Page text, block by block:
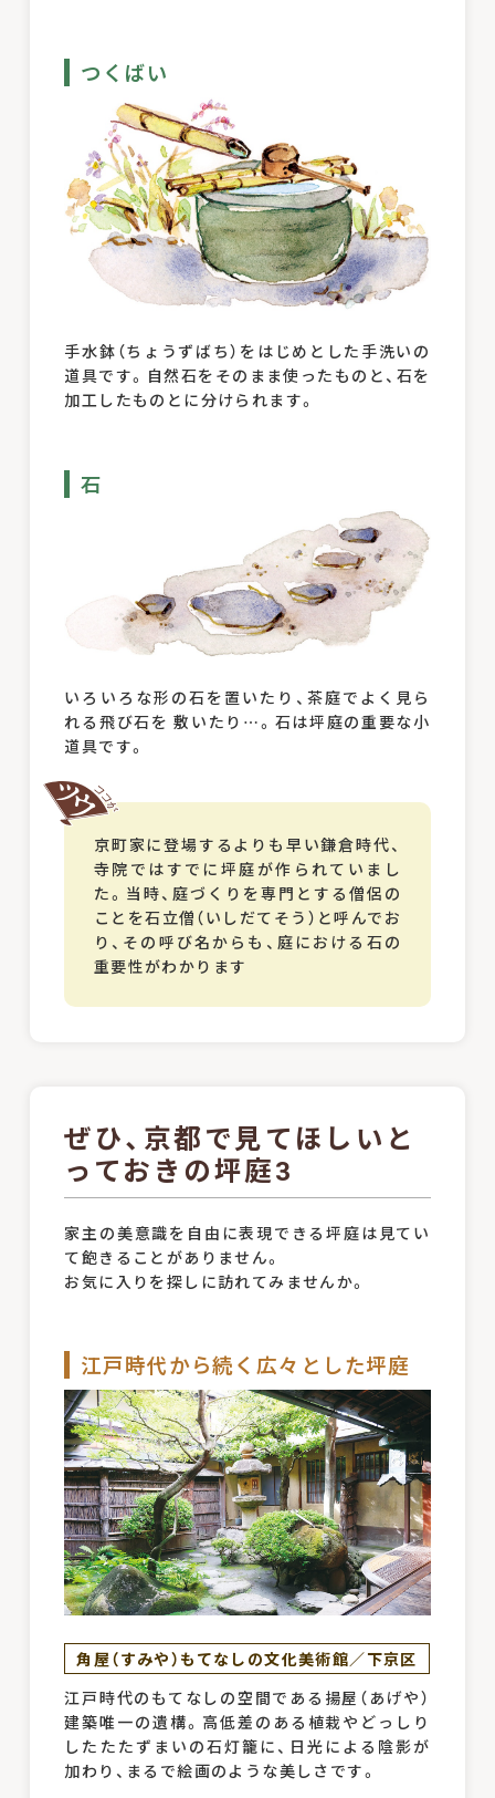
つくばい
手水鉢（ちょうずばち）をはじめとした手洗いの
道具です。自然石をそのまま使ったものと、石を
加工したものとに分けられます。
石
いろいろな形の石を置いたり、茶庭でよく見ら
れる飛び石を 敷いたり…。石は坪庭の重要な小
道具です。
京町家に登場するよりも早い鎌倉時代、
寺院ではすでに坪庭が作られていまし
た。当時、庭づくりを専門とする僧侶の
ことを石立僧（いしだてそう）と呼んでお
り、その呼び名からも、庭における石の
重要性がわかります
ぜひ、京都で見てほしいと
っておきの坪庭3
家主の美意識を自由に表現できる坪庭は見てい
て飽きることがありません。
お気に入りを探しに訪れてみませんか。
江戸時代から続く広々とした坪庭
角屋（すみや）もてなしの文化美術館／下京区
江戸時代のもてなしの空間である揚屋（あげや）
建築唯一の遺構。高低差のある植栽やどっしり
したたたずまいの石灯籠に、日光による陰影が
加わり、まるで絵画のような美しさです。